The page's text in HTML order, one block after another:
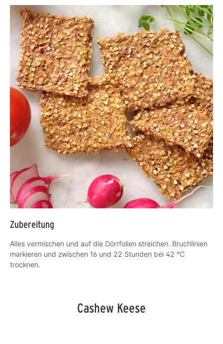
Zubereitung
Alles vermischen und auf die Dörrfolien streichen. Bruchlinien
markieren und zwischen 16 und 22 Stunden bei 42 °C
trocknen.
Cashew Keese